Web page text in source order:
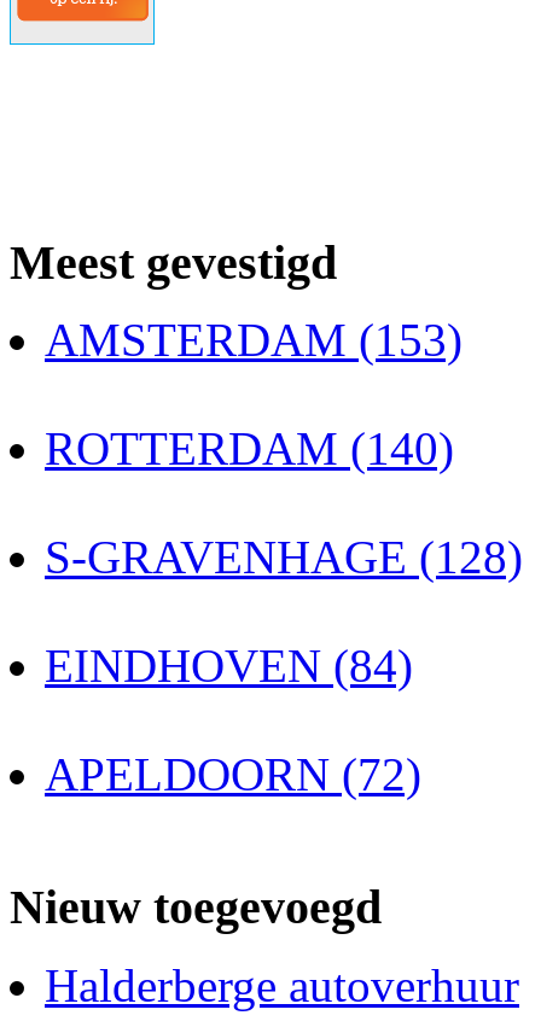
Meest gevestigd
AMSTERDAM (153)
ROTTERDAM (140)
S-GRAVENHAGE (128)
EINDHOVEN (84)
APELDOORN (72)
Nieuw toegevoegd
Halderberge autoverhuur